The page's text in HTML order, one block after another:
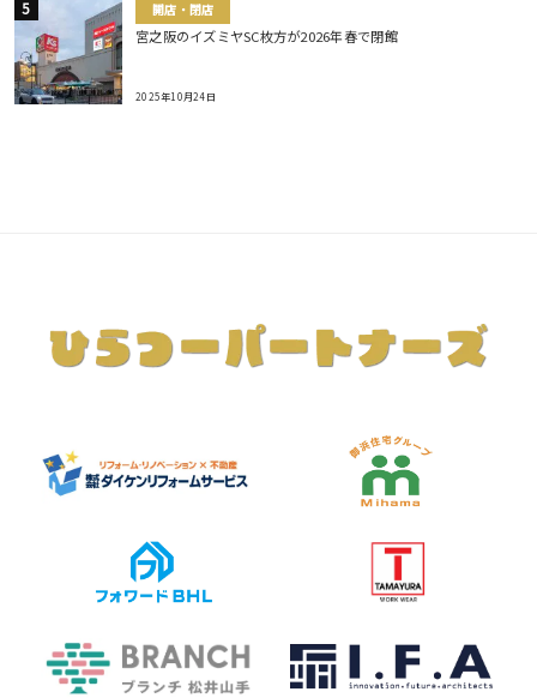
開店・閉店
宮之阪のイズミヤSC枚方が2026年春で閉館
2025年10月24日